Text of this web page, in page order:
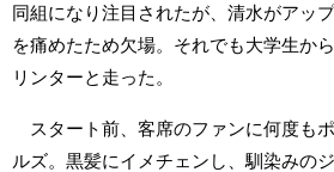
同組になり注目されたが、清水がアッ
を痛めたため欠場。それでも大学生か
リンターと走った。
スタート前、客席のファンに何度も
ルズ。黒髪にイメチェンし、馴染みの